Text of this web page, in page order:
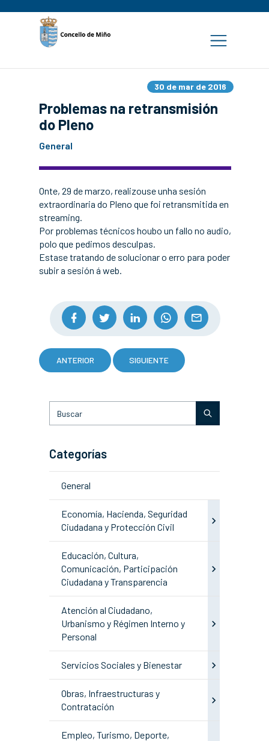
30 de mar de 2016
Problemas na retransmisión
do Pleno
General
Onte, 29 de marzo, realizouse unha sesión
extraordinaria do Pleno que foi retransmitida en
streaming.
Por problemas técnicos houbo un fallo no audio,
polo que pedimos desculpas.
Estase tratando de solucionar o erro para poder
subir a sesión á web.
ANTERIOR SIGUIENTE
Categorías
General
Economía, Hacienda, Seguridad
Ciudadana y Protección Civil
Educación, Cultura,
Comunicación, Participación
Ciudadana y Transparencia
Atención al Ciudadano,
Urbanismo y Régimen Interno y
Personal
Servicios Sociales y Bienestar
Obras, Infraestructuras y
Contratación
Empleo, Turismo, Deporte,